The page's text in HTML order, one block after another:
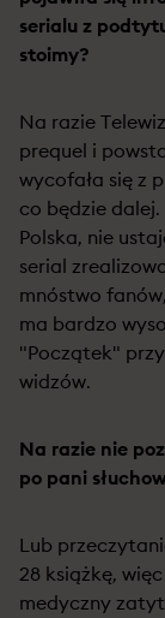
serialu z
stoimy?
Na razie
prequel i
wycofała się z
co będzie dalej.
Polska, nie
serial
mnóstwo
ma bardzo
"Początek"
widzów.
Na razie nie
po pani
Lub
28 książkę,
medyczny